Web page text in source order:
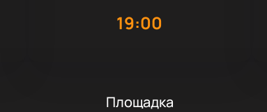
19:00
Площадка